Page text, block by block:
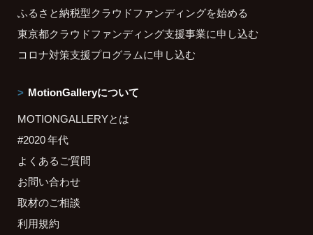
ふるさと納税型クラウドファンディングを始める
東京都クラウドファンディング支援事業に申し込む
コロナ対策支援プログラムに申し込む
MotionGalleryについて
MOTIONGALLERYとは
#2020 年代
よくあるご質問
お問い合わせ
取材のご相談
利用規約